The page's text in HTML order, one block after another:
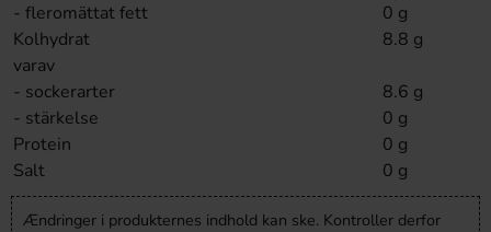
- fleromättat fett
0 g
Kolhydrat
8.8 g
varav
- sockerarter
8.6 g
- stärkelse
0 g
Protein
0 g
Salt
0 g
Ændringer i produkternes indhold kan ske. Kontroller derfor